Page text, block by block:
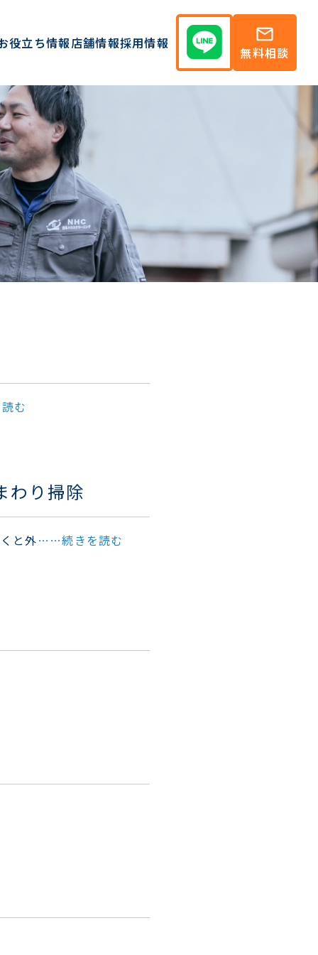
役立ち情報店舗情報採用情報 mail
無料相談
む
わり掃除
と外……続きを読む